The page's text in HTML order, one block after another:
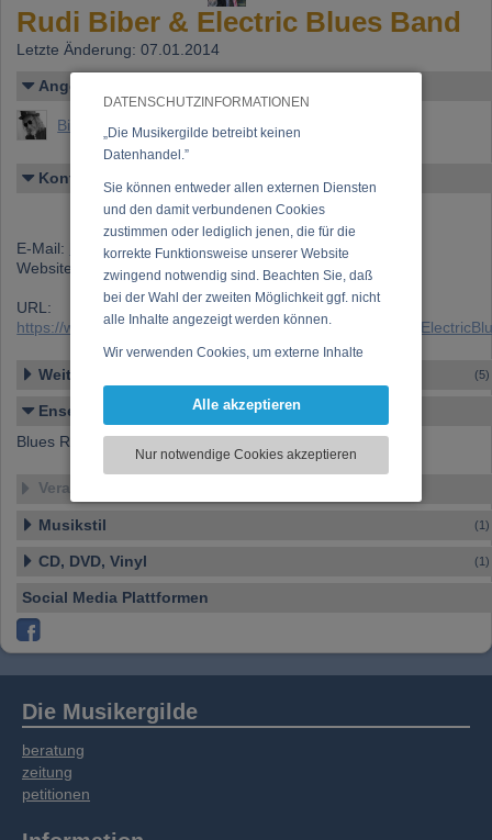
DATENSCHUTZINFORMATIONEN
„Die Musikergilde betreibt keinen
Datenhandel.”
Sie können entweder allen externen Diensten
und den damit verbundenen Cookies
zustimmen oder lediglich jenen, die für die
korrekte Funktionsweise unserer Website
zwingend notwendig sind. Beachten Sie, daß
bei der Wahl der zweiten Möglichkeit ggf. nicht
alle Inhalte angezeigt werden können.
Wir verwenden Cookies, um externe Inhalte
Funktionen für soziale Medien anbieten zu
zu analysieren. Dabei werden ggf.
Informationen zu Ihrer Verwendung unserer
soziale Medien, Werbung und Analysen
weitergegeben. Unsere Partner führen diese
Daten zusammen, die Sie bereitgestellt haben
oder die sie im Rahmen Ihrer Nutzung der
Alle akzeptieren
Nur notwendige Cookies akzeptieren
Rudi Biber & Electric Blues Band
Letzte Änderung: 07.01.2014
Angelegt von
Biber (Rudolf Biber)
Kontakt
E-Mail:
benedetter.limited@gmail.com
Website:
http://www.biberrudi.com/
URL:
https://www.musikergilde.at/ensemble/
Weitere Ensembles (5)
Ensemble-Details
Blues Rock Formation
Veranstaltungen
Musikstil (1)
CD, DVD, Vinyl (1)
Social Media Plattformen
Die Musikergilde
beratung
zeitung
petitionen